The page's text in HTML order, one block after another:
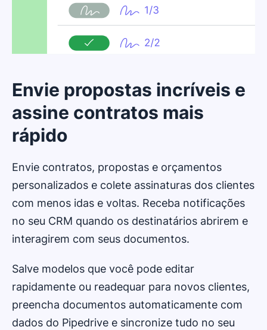
Envie propostas incríveis e
assine contratos mais
rápido
Envie contratos, propostas e orçamentos
personalizados e colete assinaturas dos clientes
com menos idas e voltas. Receba notificações
no seu CRM quando os destinatários abrirem e
interagirem com seus documentos.
Salve modelos que você pode editar
rapidamente ou readequar para novos clientes,
preencha documentos automaticamente com
dados do Pipedrive e sincronize tudo no seu